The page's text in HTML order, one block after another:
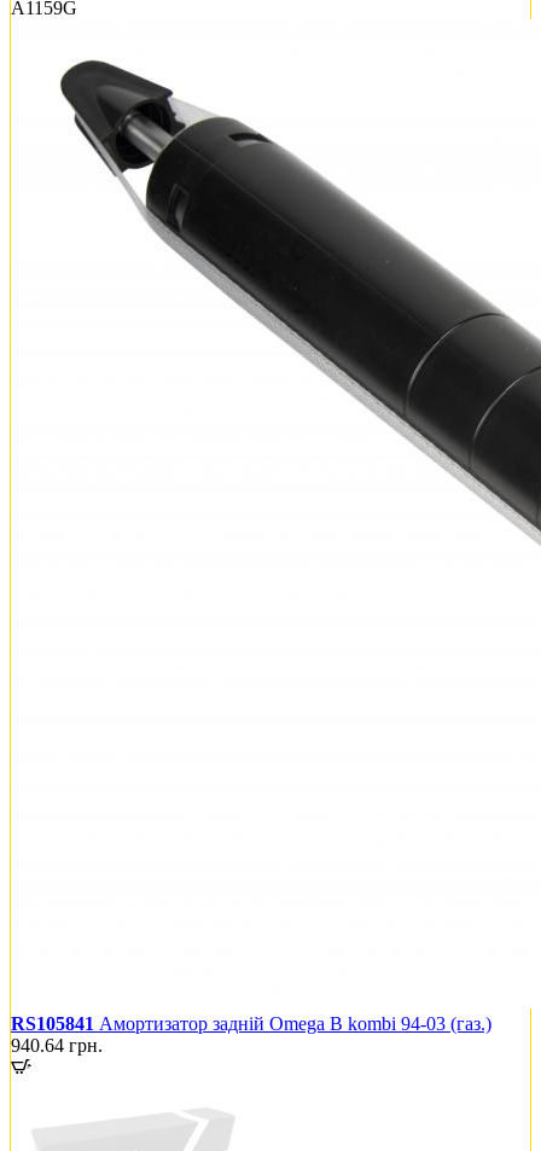
A1159G
RS105841 Амортизатор задній Omega B kombi 94-03 (газ.)
940.64 грн.